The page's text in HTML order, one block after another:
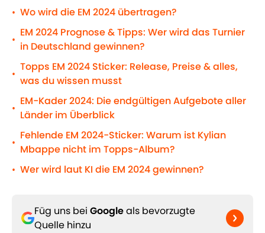
• Wo wird die EM 2024 übertragen?
•
EM 2024 Prognose & Tipps: Wer wird das Turnier
in Deutschland gewinnen?
•
Topps EM 2024 Sticker: Release, Preise & alles,
was du wissen musst
•
EM-Kader 2024: Die endgültigen Aufgebote aller
Länder im Überblick
•
Fehlende EM 2024-Sticker: Warum ist Kylian
Mbappe nicht im Topps-Album?
• Wer wird laut KI die EM 2024 gewinnen?
Füg uns bei Googleals bevorzugte
Quelle hinzu